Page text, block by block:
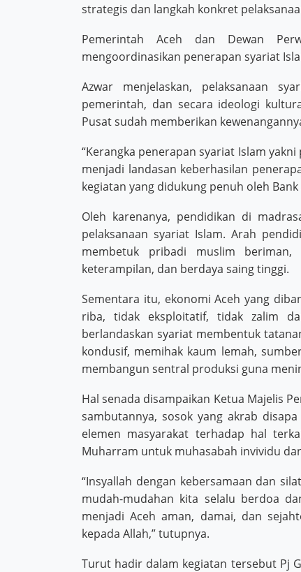
strategis dan langkah konkret
Pemerintah Aceh dan Dewan
mengoordinasikan penerapan syariat
Azwar menjelaskan, pelaksanaan
pemerintah, dan secara ideologi
Pusat sudah memberikan
“Kerangka penerapan syariat Islam
menjadi landasan keberhasilan
kegiatan yang didukung penuh oleh
Oleh karenanya, pendidikan di
pelaksanaan syariat Islam. Arah
membetuk pribadi muslim beriman,
keterampilan, dan berdaya saing tinggi.
Sementara itu, ekonomi Aceh yang
riba, tidak eksploitatif, tidak zalim
berlandaskan syariat membentuk
kondusif, memihak kaum lemah,
membangun sentral produksi guna
Hal senada disampaikan Ketua Majelis
sambutannya, sosok yang akrab
elemen masyarakat terhadap hal
Muharram untuk muhasabah invividu
“Insyallah dengan kebersamaan dan
mudah-mudahan kita selalu berdoa
menjadi Aceh aman, damai, dan
kepada Allah,” tutupnya.
Turut hadir dalam kegiatan tersebut Pj